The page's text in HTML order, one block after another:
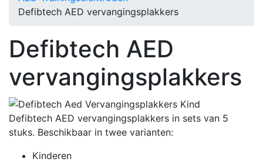
Defibtech AED vervangingsplakkers
Defibtech AED
vervangingsplakkers
Defibtech AED vervangingsplakkers in sets van 5
stuks. Beschikbaar in twee varianten:
Kinderen